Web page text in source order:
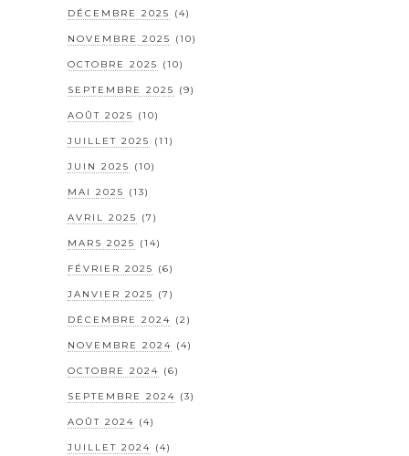
DÉCEMBRE 2025 (4)
NOVEMBRE 2025 (10)
OCTOBRE 2025 (10)
SEPTEMBRE 2025 (9)
AOÛT 2025 (10)
JUILLET 2025 (11)
JUIN 2025 (10)
MAI 2025 (13)
AVRIL 2025 (7)
MARS 2025 (14)
FÉVRIER 2025 (6)
JANVIER 2025 (7)
DÉCEMBRE 2024 (2)
NOVEMBRE 2024 (4)
OCTOBRE 2024 (6)
SEPTEMBRE 2024 (3)
AOÛT 2024 (4)
JUILLET 2024 (4)